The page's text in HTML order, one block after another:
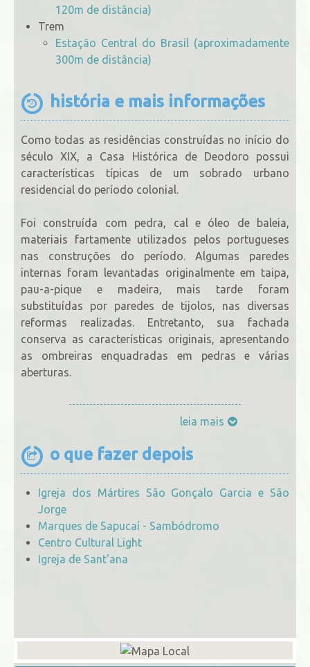
120m de distância)
Trem
Estação Central do Brasil (aproximadamente
300m de distância)
história e mais informações
Como todas as residências construídas no início do
século XIX, a Casa Histórica de Deodoro possui
características típicas de um sobrado urbano
residencial do período colonial.
Foi construída com pedra, cal e óleo de baleia,
materiais fartamente utilizados pelos portugueses
nas construções do período. Algumas paredes
internas foram levantadas originalmente em taipa,
pau-a-pique e madeira, mais tarde foram
substituídas por paredes de tijolos, nas diversas
reformas realizadas. Entretanto, sua fachada
conserva as características originais, apresentando
as ombreiras enquadradas em pedras e várias
aberturas.
leia mais
o que fazer depois
Igreja dos Mártires São Gonçalo Garcia e São
Jorge
Marques de Sapucaí - Sambódromo
Centro Cultural Light
Igreja de Sant'ana